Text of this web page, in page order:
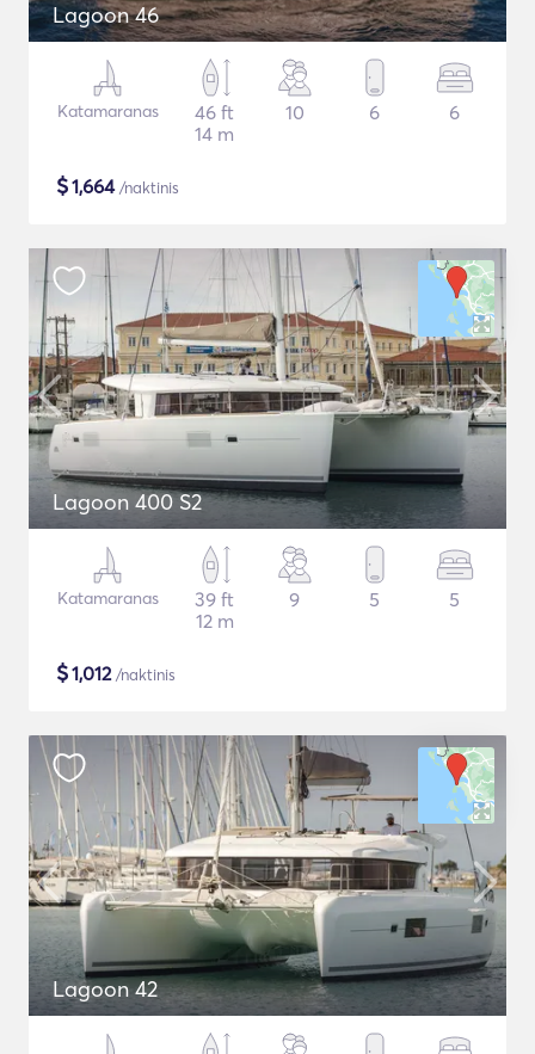
Lagoon 46
Katamaranas
46 ft
14 m
10 6 6
$1,664/naktinis
Lagoon 400 S2
Katamaranas
39 ft
12 m
9 5 5
$1,012/naktinis
Lagoon 42